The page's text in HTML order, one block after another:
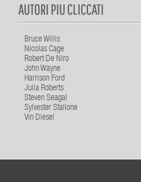
AUTORI PIU CLICCATI
Bruce Willis
Nicolas Cage
Robert De Niro
John Wayne
Harrison Ford
Julia Roberts
Steven Seagal
Sylvester Stallone
Vin Diesel